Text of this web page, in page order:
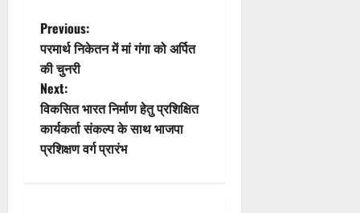
t
i
o
n
P
o
s
t
n
Previous:
परमार्थ निकेतन में मां गंगा को अर्पित
की चुनरी
Next:
विकसित भारत निर्माण हेतु प्रशिक्षित
कार्यकर्ता संकल्प के साथ भाजपा
प्रशिक्षण वर्ग प्रारंभ